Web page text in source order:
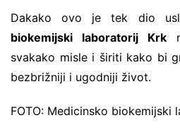
Dakako ovo je tek dio
biokemijski laboratorij Krk
svakako misle i širiti kako bi
bezbrižniji i ugodniji život.
FOTO: Medicinsko biokemijski